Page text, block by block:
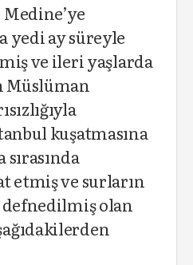
yedi ay süreyle
ve ileri yaşlarda
Müslüman
kuşatmasına
etmiş ve surların
defnedilmiş olan